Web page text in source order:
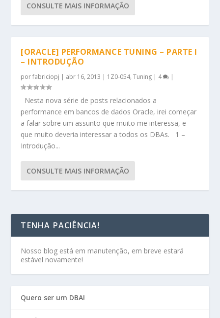
CONSULTE MAIS INFORMAÇÃO
[ORACLE] PERFORMANCE TUNING – PARTE I
– INTRODUÇÃO
porfabriciopj | abr 16, 2013 | 1Z0-054,Tuning | 4 |
Nesta nova série de posts relacionados a
performance em bancos de dados Oracle, irei começar
a falar sobre um assunto que muito me interessa, e
que muito deveria interessar a todos os DBAs. 1 –
Introdução...
CONSULTE MAIS INFORMAÇÃO
TENHA PACIÊNCIA!
Nosso blog está em manutenção, em breve estará
estável novamente!
Quero ser um DBA!